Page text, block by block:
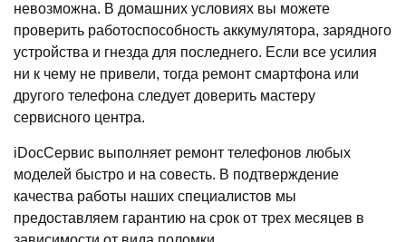
невозможна. В домашних условиях вы можете
проверить работоспособность аккумулятора, зарядного
устройства и гнезда для последнего. Если все усилия
ни к чему не привели, тогда ремонт смартфона или
другого телефона следует доверить мастеру
сервисного центра.
iDocСервис выполняет ремонт телефонов любых
моделей быстро и на совесть. В подтверждение
качества работы наших специалистов мы
предоставляем гарантию на срок от трех месяцев в